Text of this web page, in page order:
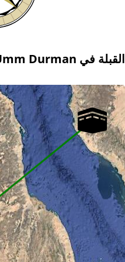
القبلة في Umm Durman باستخدام الخريطة